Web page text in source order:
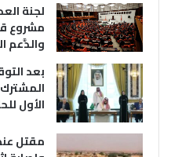
لجنة
مشروع
والدَّعم
بعد
الأول
مقتل